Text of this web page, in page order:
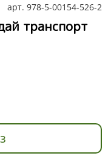
арт. 978-5-00154-526-2
транспорт